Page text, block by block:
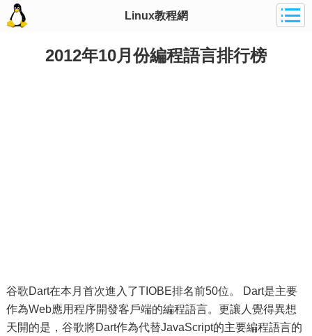
Linux教程網
2012年10月份編程語言排行榜
谷歌Dart在本月首次進入了TIOBE排名前50位。 Dart是主要
作為Web應用程序開發客戶端的編程語言。更讓人覺得異想
天開的是，谷歌將Dart作為代替JavaScript的主要編程語言的